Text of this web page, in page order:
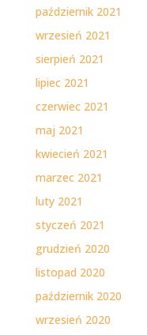
październik 2021
wrzesień 2021
sierpień 2021
lipiec 2021
czerwiec 2021
maj 2021
kwiecień 2021
marzec 2021
luty 2021
styczeń 2021
grudzień 2020
listopad 2020
październik 2020
wrzesień 2020